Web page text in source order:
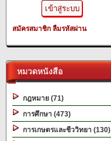
สมัครสมาชิก ลืมรหัสผ่าน
หมวดหนังสือ
กฎหมาย (71)
การศึกษา (473)
การเกษตรและชีววิทยา (130)